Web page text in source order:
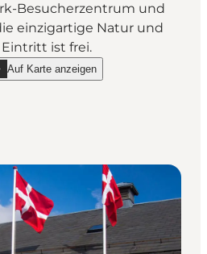
Besucherzentrum und
einzigartige Natur und
ist frei.
Besucherzentrum
Auf Karte anzeigen
Geopark Besucherzentrum Søbygaard